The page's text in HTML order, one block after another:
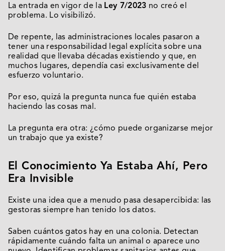
La entrada en vigor de la Ley 7/2023 no creó el
problema. Lo visibilizó.
De repente, las administraciones locales pasaron a
tener una responsabilidad legal explícita sobre una
realidad que llevaba décadas existiendo y que, en
muchos lugares, dependía casi exclusivamente del
esfuerzo voluntario.
Por eso, quizá la pregunta nunca fue quién estaba
haciendo las cosas mal.
La pregunta era otra: ¿cómo puede organizarse mejor
un trabajo que ya existe?
El Conocimiento Ya Estaba Ahí, Pero
Era Invisible
Existe una idea que a menudo pasa desapercibida: las
gestoras siempre han tenido los datos.
Saben cuántos gatos hay en una colonia. Detectan
rápidamente cuándo falta un animal o aparece uno